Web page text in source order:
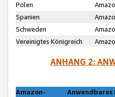
Polen
Spanien
Schweden
Vereinigtes Königreich
ANHANG 2:
Amazon-